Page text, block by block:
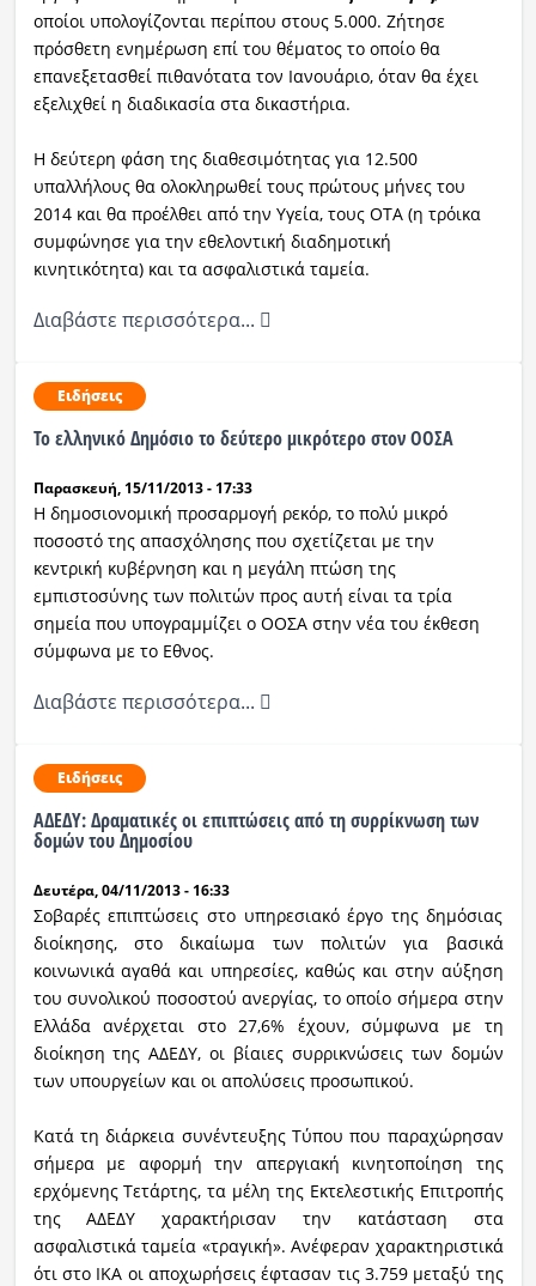
οποίοι υπολογίζονται περίπου στους 5.000. Ζήτησε
πρόσθετη ενημέρωση επί του θέματος το οποίο θα
επανεξετασθεί πιθανότατα τον Ιανουάριο, όταν θα έχει
εξελιχθεί η διαδικασία στα δικαστήρια.
Η δεύτερη φάση της διαθεσιμότητας για 12.500
υπαλλήλους θα ολοκληρωθεί τους πρώτους μήνες του
2014 και θα προέλθει από την Υγεία, τους ΟΤΑ (η τρόικα
συμφώνησε για την εθελοντική διαδημοτική
κινητικότητα) και τα ασφαλιστικά ταμεία.
Διαβάστε περισσότερα...
Ειδήσεις
Το ελληνικό Δημόσιο το δεύτερο μικρότερο στον ΟΟΣΑ
Παρασκευή, 15/11/2013 - 17:33
Η δημοσιονομική προσαρμογή ρεκόρ, το πολύ μικρό
ποσοστό της απασχόλησης που σχετίζεται με την
κεντρική κυβέρνηση και η μεγάλη πτώση της
εμπιστοσύνης των πολιτών προς αυτή είναι τα τρία
σημεία που υπογραμμίζει ο ΟΟΣΑ στην νέα του έκθεση
σύμφωνα με το Εθνος.
Διαβάστε περισσότερα...
Ειδήσεις
ΑΔΕΔΥ: Δραματικές οι επιπτώσεις από τη συρρίκνωση των
δομών του Δημοσίου
Δευτέρα, 04/11/2013 - 16:33
Σοβαρές επιπτώσεις στο υπηρεσιακό έργο της δημόσιας
διοίκησης, στο δικαίωμα των πολιτών για βασικά
κοινωνικά αγαθά και υπηρεσίες, καθώς και στην αύξηση
του συνολικού ποσοστού ανεργίας, το οποίο σήμερα στην
Ελλάδα ανέρχεται στο 27,6% έχουν, σύμφωνα με τη
διοίκηση της ΑΔΕΔΥ, οι βίαιες συρρικνώσεις των δομών
των υπουργείων και οι απολύσεις προσωπικού.
Κατά τη διάρκεια συνέντευξης Τύπου που παραχώρησαν
σήμερα με αφορμή την απεργιακή κινητοποίηση της
ερχόμενης Τετάρτης, τα μέλη της Εκτελεστικής Επιτροπής
της ΑΔΕΔΥ χαρακτήρισαν την κατάσταση στα
ασφαλιστικά ταμεία «τραγική». Ανέφεραν χαρακτηριστικά
ότι στο ΙΚΑ οι αποχωρήσεις έφτασαν τις 3.759 μεταξύ της